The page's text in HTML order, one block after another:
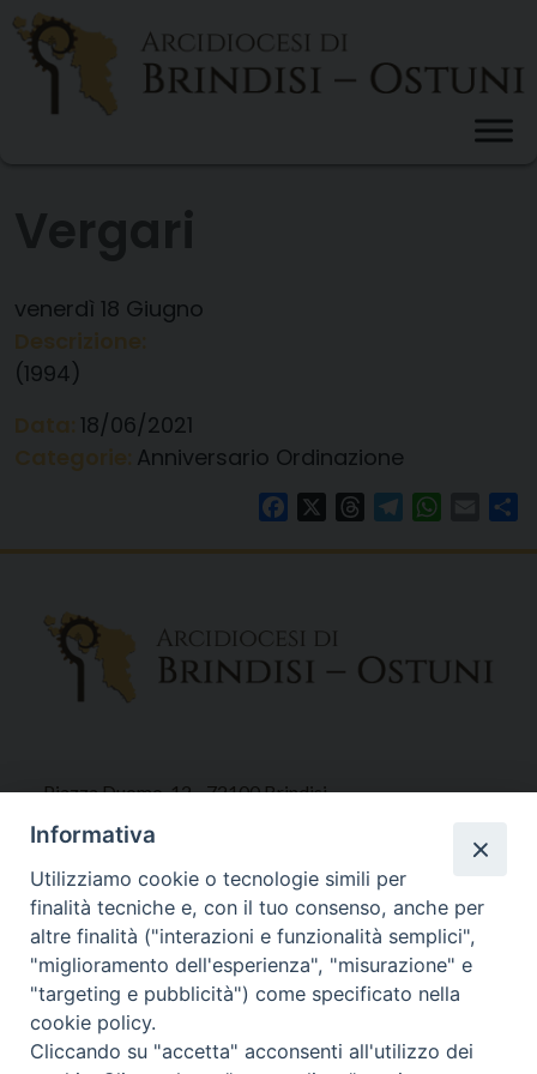
Skip
content
venerdì 18 Giugno
(1994)
18/06/2021
Anniversario Ordinazione
FacebookThreadsTelegram Email
Piazza Duomo, 12 - 72100 Brindisi
Tel 0831.521958
Fax 0831.528315
Orari Curia
Mar. / Mer. / Giov. ore 9 - 13
nei mesi estivi solo Martedì ore 9 - 13
Informativa
Utilizziamo cookie o tecnologie simili per
finalità tecniche e, con il tuo consenso, anche per
altre finalità ("interazioni e funzionalità semplici",
"miglioramento dell'esperienza", "misurazione" e
"targeting e pubblicità") come specificato nella
cookie policy.
Cliccando su "accetta" acconsenti all'utilizzo dei